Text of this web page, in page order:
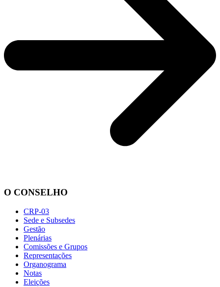
O CONSELHO
CRP-03
Sede e Subsedes
Gestão
Plenárias
Comissões e Grupos
Representações
Organograma
Notas
Eleições